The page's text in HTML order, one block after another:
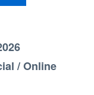
/ Online